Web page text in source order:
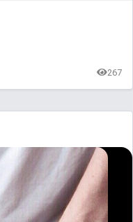
267